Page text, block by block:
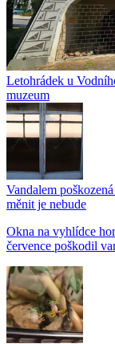
Letohrádek u
muzeum
Vandalem
měnit je nebude
Okna na vyhlídce
července poškodil